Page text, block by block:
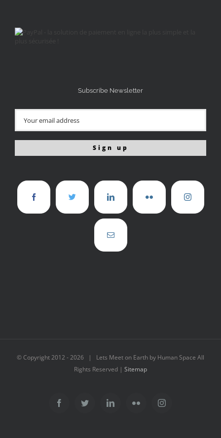
Subscribe Newsletter
© Copyright 2012 -2026 | Lets Meet on Earth by Human Space All
Rights Reserved | Sitemap
FacebookTwitter LinkedInFlickr Instagram